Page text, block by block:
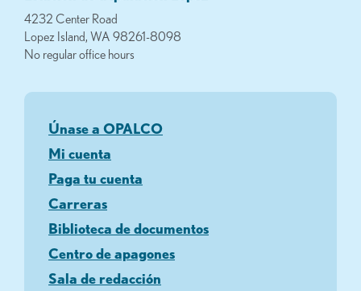
4232 Center Road
Lopez Island, WA 98261-8098
No regular office hours
Únase a OPALCO
Mi cuenta
Paga tu cuenta
Carreras
Biblioteca de documentos
Centro de apagones
Sala de redacción